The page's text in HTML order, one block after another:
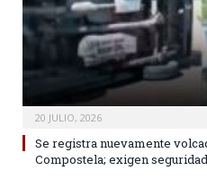
20 JULIO, 2026
Se registra nuevamente
Compostela; exigen